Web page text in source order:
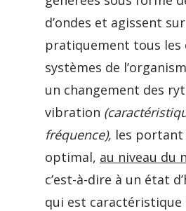
d’ondes et agissent sur
pratiquement tous les
systèmes de
un changement des
vibration
fréquence), les portant
optimal, au niveau du
c’est-à-dire à un état
qui est caractéristique